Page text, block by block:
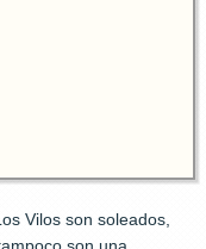
Vilos son soleados,